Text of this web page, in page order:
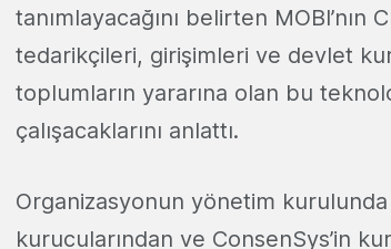
tanımlayacağını belirten
tedarikçileri, girişimleri ve devlet
toplumların yararına olan bu
çalışacaklarını anlattı.
Organizasyonun yönetim
kurucularından ve ConsenSys’in